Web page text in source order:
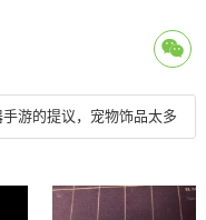
手游的提议，宠物饰品太多